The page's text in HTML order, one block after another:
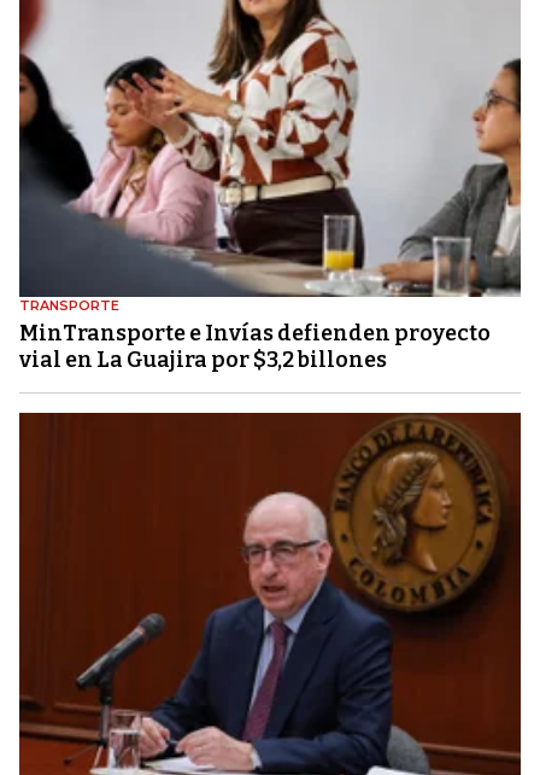
TRANSPORTE
MinTransporte e Invías defienden proyecto
vial en La Guajira por $3,2 billones